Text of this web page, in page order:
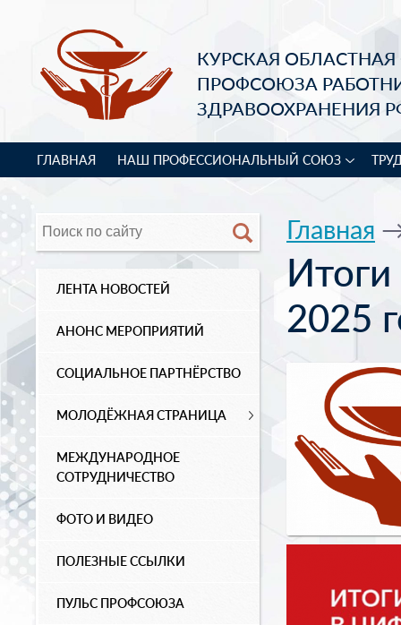
КУРСКАЯ
ПРОФСОЮЗА
ЗДРАВООХРАНЕНИЯ
ГЛАВНАЯ НАШ ПРОФЕССИОНАЛЬНЫЙ СОЮЗ
ЛЕНТА НОВОСТЕЙ
АНОНС МЕРОПРИЯТИЙ
СОЦИАЛЬНОЕ ПАРТНЁРСТВО
МОЛОДЁЖНАЯ СТРАНИЦА
МЕЖДУНАРОДНОЕ
СОТРУДНИЧЕСТВО
ФОТО И ВИДЕО
ПОЛЕЗНЫЕ ССЫЛКИ
ПУЛЬС ПРОФСОЮЗА
Главная
2025